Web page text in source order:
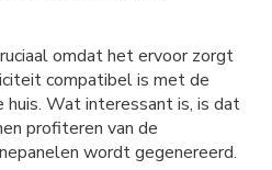
omdat het ervoor zorgt
compatibel is met de
huis. Wat interessant is, is dat
profiteren van de
wordt gegenereerd.